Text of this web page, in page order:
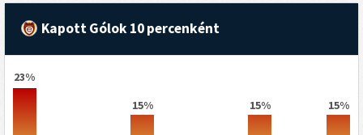
Kapott Gólok 10 percenként
23%
15% 15% 15%